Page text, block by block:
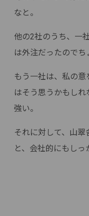
なと。
他の2社のうち、一
は外注だったのでち
もう一社は、私の
はそう思うかもし
強い。
それに対して、山
と、会社的にもしっ